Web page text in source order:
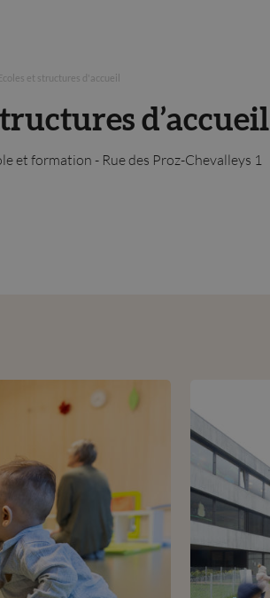
et structures d'accueil
d’accueil
et formation - Rue des Proz-Chevalleys 1